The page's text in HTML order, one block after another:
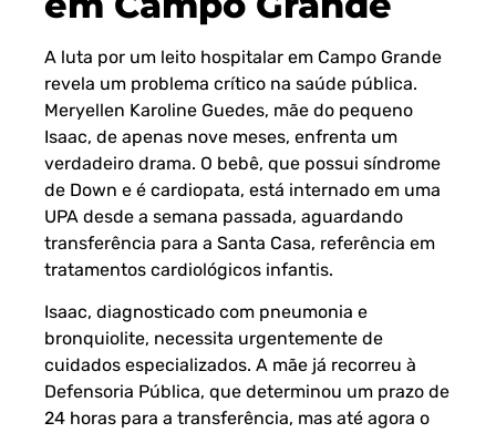
A luta por um leito hospitalar em Campo Grande
revela um problema crítico na saúde pública.
Meryellen Karoline Guedes, mãe do pequeno
Isaac, de apenas nove meses, enfrenta um
verdadeiro drama. O bebê, que possui síndrome
de Down e é cardiopata, está internado em uma
UPA desde a semana passada, aguardando
transferência para a Santa Casa, referência em
tratamentos cardiológicos infantis.
Isaac, diagnosticado com pneumonia e
bronquiolite, necessita urgentemente de
cuidados especializados. A mãe já recorreu à
Defensoria Pública, que determinou um prazo de
24 horas para a transferência, mas até agora o